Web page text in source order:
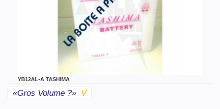
YB12AL-A TASHIMA
«gros Volume ?» V